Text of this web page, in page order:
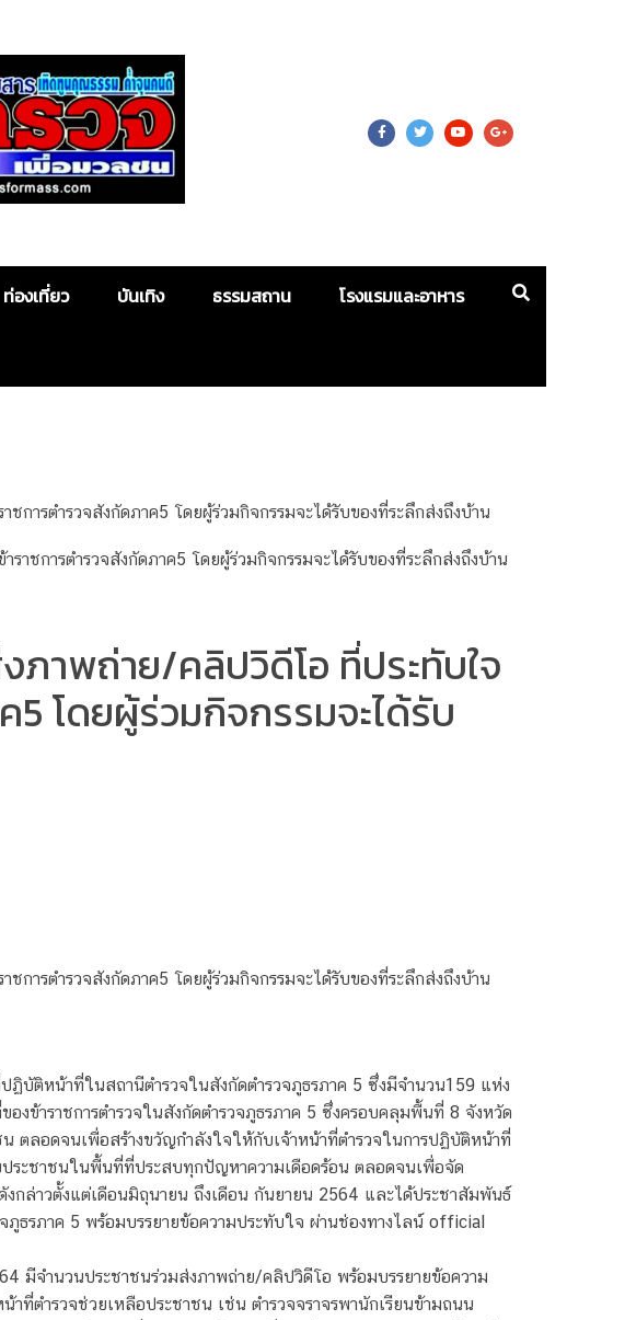
For Mass
ท่องเที่ยว บันเทิง ธรรมสถาน โรงแรมและอาหาร
รตำรวจสังกัดภาค5 โดยผู้ร่วมกิจกรรมจะได้รับของที่ระลึกส่งถึงบ้าน
ภาพถ่าย/คลิปวิดีโอ ที่ประทับใจ
โดยผู้ร่วมกิจกรรมจะได้รับ
รตำรวจสังกัดภาค5 โดยผู้ร่วมกิจกรรมจะได้รับของที่ระลึกส่งถึงบ้าน
บัติหน้าที่ในสถานีตำรวจในสังกัดตำรวจภูธรภาค 5 ซึ่งมีจำนวน159 แห่ง
ข้าราชการตำรวจในสังกัดตำรวจภูธรภาค 5 ซึ่งครอบคลุมพื้นที่ 8 จังหวัด
ตลอดจนเพื่อสร้างขวัญกำลังใจให้กับเจ้าหน้าที่ตำรวจในการปฏิบัติหน้าที่
ระชาชนในพื้นที่ที่ประสบทุกปัญหาความเดือดร้อน ตลอดจนเพื่อจัด
งกล่าวตั้งแต่เดือนมิถุนายน ถึงเดือน กันยายน 2564 และได้ประชาสัมพันธ์
ธรภาค 5 พร้อมบรรยายข้อความประทับใจ ผ่านช่องทางไลน์ official
มีจำนวนประชาชนร่วมส่งภาพถ่าย/คลิปวิดีโอ พร้อมบรรยายข้อความ
ที่ตำรวจช่วยเหลือประชาชน เช่น ตำรวจจราจรพานักเรียนข้ามถนน